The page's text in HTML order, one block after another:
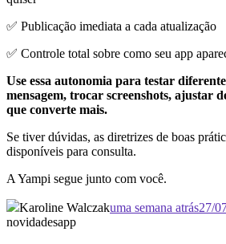
✅ Publicação imediata a cada atualização
✅ Controle total sobre como seu app
Use essa autonomia para testar
mensagem, trocar screenshots, ajustar
que converte mais.
Se tiver dúvidas, as diretrizes de boas
disponíveis para consulta.
A Yampi segue junto com você.
Karoline Walczakuma semana atrás27/
novidadesapp